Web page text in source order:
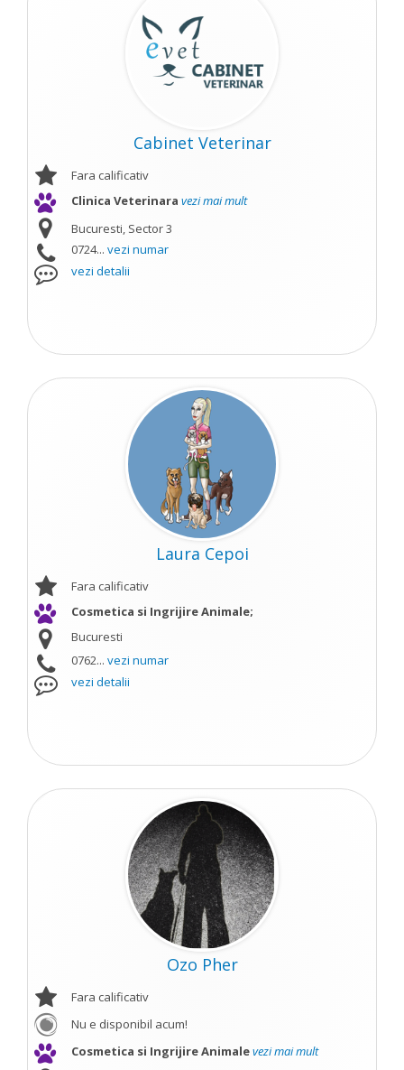
Cabinet Veterinar
Fara calificativ
Clinica Veterinara vezi mai mult
Bucuresti, Sector 3
0724... vezi numar
vezi detalii
Laura Cepoi
Fara calificativ
Cosmetica si Ingrijire Animale;
Bucuresti
0762... vezi numar
vezi detalii
Ozo Pher
Fara calificativ
Nu e disponibil acum!
Cosmetica si Ingrijire Animalevezi mai mult